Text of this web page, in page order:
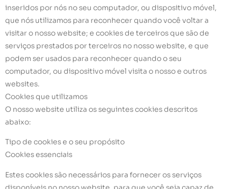
inseridos por nós no seu computador, ou dispositivo móvel,
que nós utilizamos para reconhecer quando você voltar a
visitar o nosso website; e cookies de terceiros que são de
serviços prestados por terceiros no nosso website, e que
podem ser usados para reconhecer quando o seu
computador, ou dispositivo móvel visita o nosso e outros
websites.
Cookies que utilizamos
O nosso website utiliza os seguintes cookies descritos
abaixo:
Tipo de cookies e o seu propósito
Cookies essenciais
Estes cookies são necessários para fornecer os serviços